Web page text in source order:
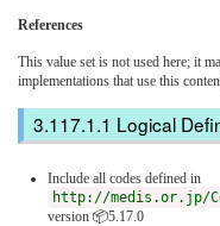
References
This value set is not used here; it
implementations that use this
Logical
Include all codes defined in
http://medis.or.jp/
version 📦5.17.0